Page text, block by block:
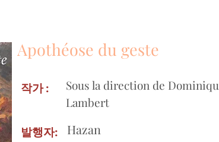
Apothéose du geste
작가 :
Sous la direction de
Lambert
Hazan
발행자: